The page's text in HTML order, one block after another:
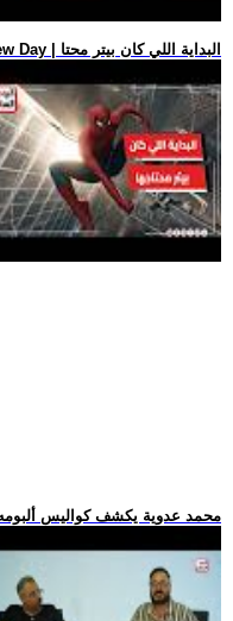
.. فيلم Spider-Man: Brand New Day | البداية اللي كان بيتر محتا
.. محمد عدوية يكشف كواليس